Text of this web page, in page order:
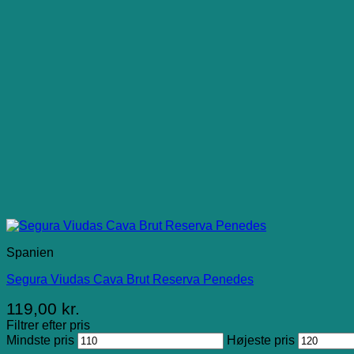
Spanien
Segura Viudas Cava Brut Reserva Penedes
119,00 kr.
Filtrer efter pris
Mindste pris
Højeste pris